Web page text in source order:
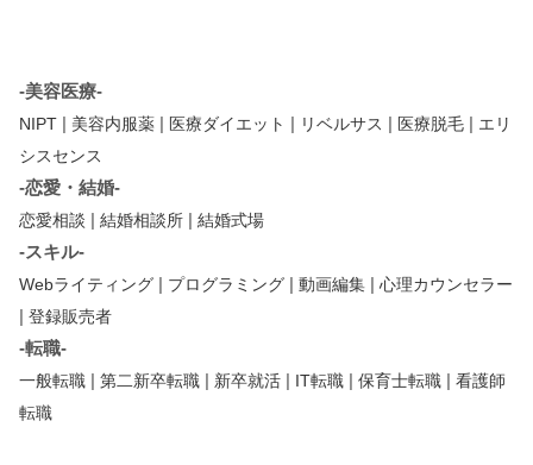
-美容医療-
NIPT | 美容内服薬 | 医療ダイエット | リベルサス | 医療脱毛 | エリ
シスセンス
-恋愛・結婚-
恋愛相談 | 結婚相談所 | 結婚式場
-スキル-
Webライティング | プログラミング | 動画編集 | 心理カウンセラー
| 登録販売者
-転職-
一般転職 | 第二新卒転職 | 新卒就活 | IT転職 | 保育士転職 | 看護師
転職